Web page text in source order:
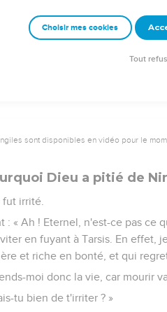
ne mourions pas ? »
il vit qu'ils renonçaient à
sont disponibles en vidéo pour le
Dieu a pitié de
irrité.
: « Ah ! Eternel, n'est-ce pas ce
en fuyant à Tarsis. En effet,
et riche en bonté, et qui
moi donc la vie, car mourir
tu bien de t'irriter ? »
Choisir mes cookies
Tout